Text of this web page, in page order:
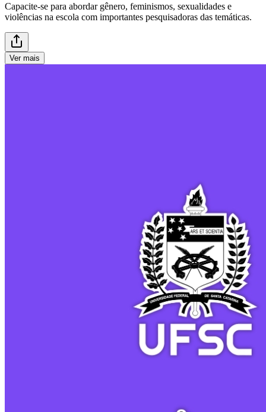
Capacite-se para abordar gênero, feminismos, sexualidades e
violências na escola com importantes pesquisadoras das temáticas.
Ver mais